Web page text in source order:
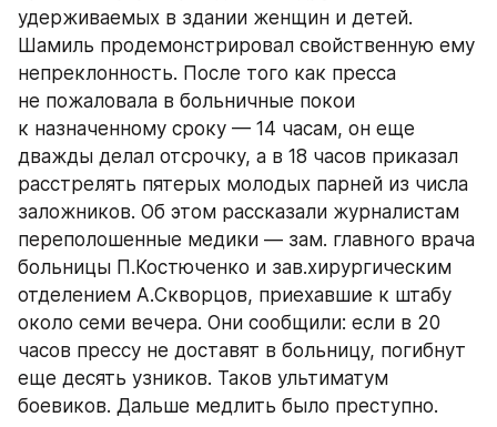
удерживаемых в здании женщин и детей.
Шамиль продемонстрировал свойственную ему
непреклонность. После того как пресса
не пожаловала в больничные покои
к назначенному сроку — 14 часам, он еще
дважды делал отсрочку, а в 18 часов приказал
расстрелять пятерых молодых парней из числа
заложников. Об этом рассказали журналистам
переполошенные медики — зам. главного врача
больницы П.Костюченко и зав.хирургическим
отделением А.Скворцов, приехавшие к штабу
около семи вечера. Они сообщили: если в 20
часов прессу не доставят в больницу, погибнут
еще десять узников. Таков ультиматум
боевиков. Дальше медлить было преступно.